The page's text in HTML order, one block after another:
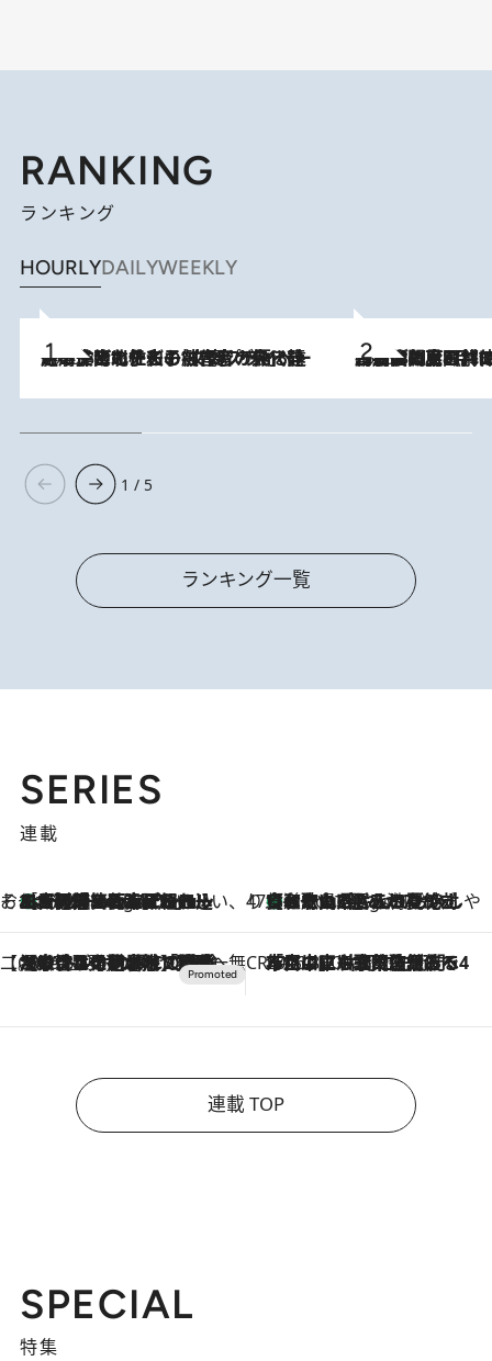
RANKING
ランキング
HOURLYDAILYWEEKLY
2026.8.3
《「文士の子ども被害者の会」発足！》阿川佐和子（72）が語る遠藤周作に北杜夫、劇作家・矢代静一の子どもたちの“文豪プライベート事件簿” 2026.8.8
「最後に見られてよかった」上野動物園の東園パンダ舎が解体前に特別公開。8月16日まで延長されたパネル展と共に辿る“半世紀”のパンダ飼育《解体工事の図面あり》
1 / 5
ランキング一覧
SERIES
連載
そおだよおこの関西おいしい、おやつ紀行4 Hours Ago
［大阪府箕面市］一皿一皿目の前で仕上げられる、料理を巧みに組み込んだアシェットデセールコース「ミチル アシェット デセール（Michiru assiette dessert）」 47都道府県の手みやげ ひんやりスイーツで夏を満喫
4 Hours Ago
【和歌山県】この夏絶対食べたい 冷やしておいしいおやつ3選 みかんがごろっと丸ごと入ったジュレ
【CREA×星野リゾート】唯一無二。癒しと発見が待つ場所へ
2026.8.7
【トンボの足水浴】ヒノキの香りに包まれて涼感マックス！約13℃の湧水かけ流しを避暑地「星野温泉 トンボの湯」で体験 CREA'S CHOICE
2026.8.7
「立川にも歌舞伎があるんだよ」 片岡仁左衛門・市川中車ら豪華座組みで4年目の立川立飛歌舞伎へ
連載 TOP
SPECIAL
特集